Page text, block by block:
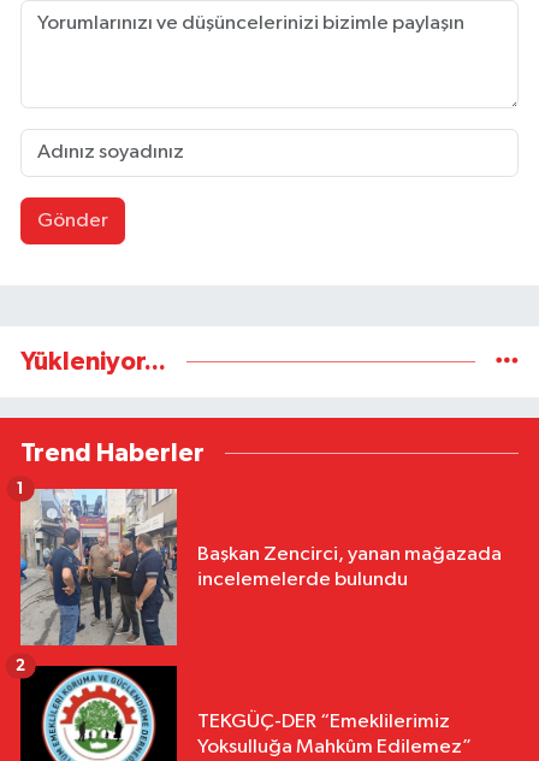
Gönder
Yükleniyor...
Trend Haberler
Başkan Zencirci, yanan mağazada
incelemelerde bulundu
1
TEKGÜÇ-DER “Emeklilerimiz
Yoksulluğa Mahkûm Edilemez”
2